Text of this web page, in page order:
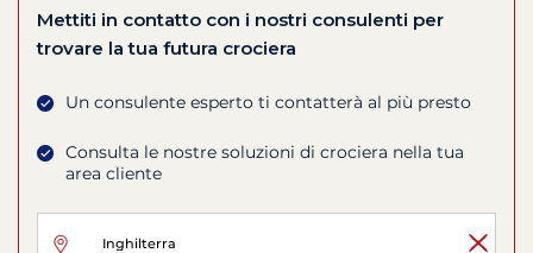
Mettiti in contatto con i nostri consulenti per
trovare la tua futura crociera
Un consulente esperto ti contatterà al più presto
Consulta le nostre soluzioni di crociera nella tua
area cliente